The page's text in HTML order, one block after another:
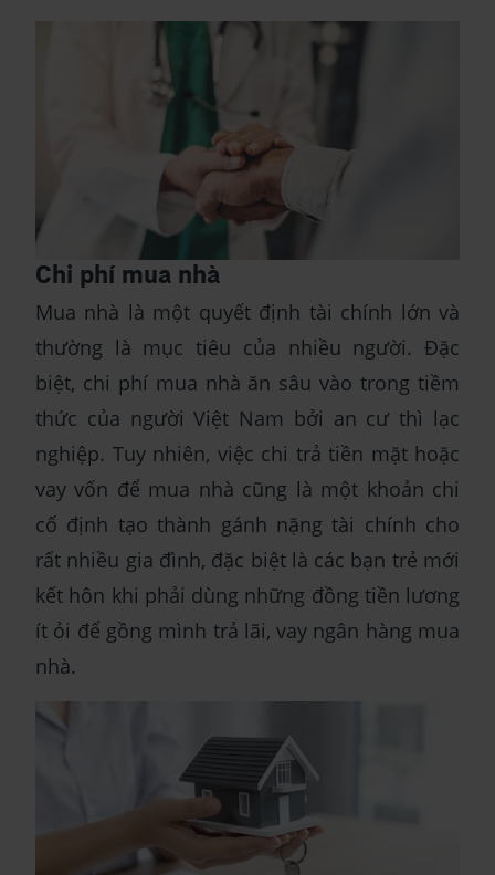
Chi phí mua nhà
Mua nhà là một quyết định tài chính lớn và
thường là mục tiêu của nhiều người. Đặc
biệt, chi phí mua nhà ăn sâu vào trong tiềm
thức của người Việt Nam bởi an cư thì lạc
nghiệp. Tuy nhiên, việc chi trả tiền mặt hoặc
vay vốn để mua nhà cũng là một khoản chi
cố định tạo thành gánh nặng tài chính cho
rất nhiều gia đình, đặc biệt là các bạn trẻ mới
kết hôn khi phải dùng những đồng tiền lương
ít ỏi để gồng mình trả lãi, vay ngân hàng mua
nhà.